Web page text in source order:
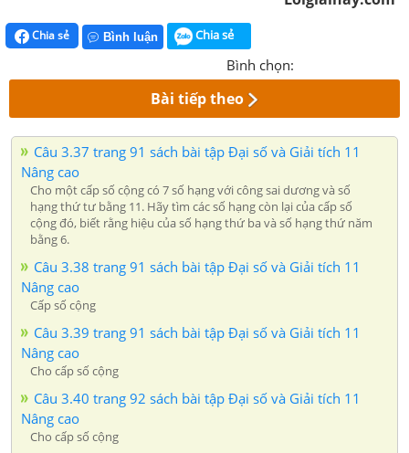
Chia sẻ Bình luận Chia sẻ
Bình chọn:
Bài tiếp theo
Câu 3.37 trang 91 sách bài tập Đại số và Giải tích 11
Nâng cao
Cho một cấp số cộng có 7 số hạng với công sai dương và số
hạng thứ tư bằng 11. Hãy tìm các số hạng còn lại của cấp số
cộng đó, biết rằng hiệu của số hạng thứ ba và số hạng thứ năm
bằng 6.
Câu 3.38 trang 91 sách bài tập Đại số và Giải tích 11
Nâng cao
Cấp số cộng
Câu 3.39 trang 91 sách bài tập Đại số và Giải tích 11
Nâng cao
Cho cấp số cộng
Câu 3.40 trang 92 sách bài tập Đại số và Giải tích 11
Nâng cao
Cho cấp số cộng